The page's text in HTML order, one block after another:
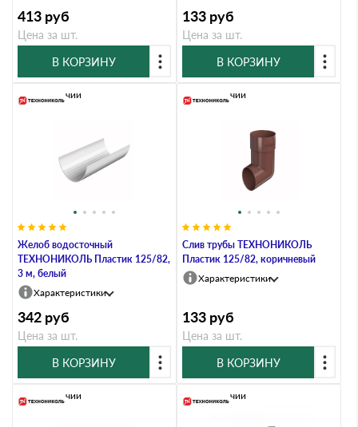
413 руб
Цена за шт.
В КОРЗИНУ
133 руб
Цена за шт.
В КОРЗИНУ
Желоб водосточный
ТЕХНОНИКОЛЬ Пластик 125/82,
3 м, белый
В наличии
Характеристики
342 руб
Цена за шт.
В КОРЗИНУ
Слив трубы ТЕХНОНИКОЛЬ
Пластик 125/82, коричневый
В наличии
Характеристики
133 руб
Цена за шт.
В КОРЗИНУ
В наличии В наличии